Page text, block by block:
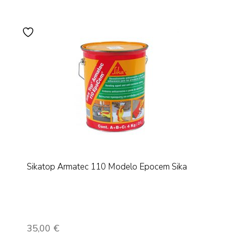
Sikatop Armatec 110 Modelo Epocem Sika
35,00 €